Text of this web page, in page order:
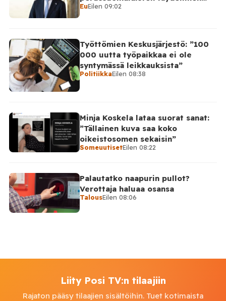
takinkääntö
EuEilen 09:02
Työttömien Keskusjärjestö: ”100
000 uutta työpaikkaa ei ole
syntymässä leikkauksista”
PolitiikkaEilen 08:38
Minja Koskela lataa suorat sanat:
”Tällainen kuva saa koko
oikeistosomen sekaisin”
SomeuutisetEilen 08:22
Palautatko naapurin pullot?
Verottaja haluaa osansa
TalousEilen 08:06
Liity Posi TV:n tilaajiin
Rajaton pääsy tilaajien sisältöihin. Tuet kotimaista